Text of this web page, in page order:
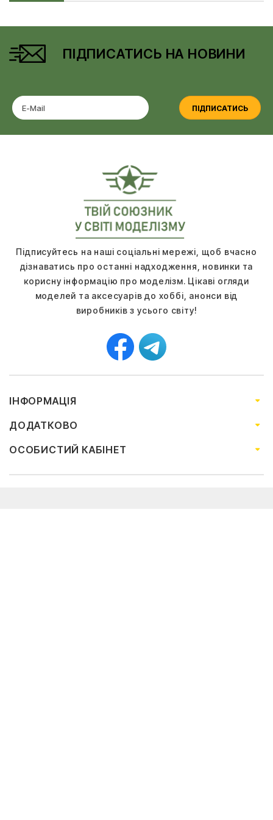
ПІДПИСАТИСЬ НА НОВИНИ
ПІДПИСАТИСЬ
Підписуйтесь на наші соціальні мережі, щоб вчасно
дізнаватись про останні надходження, новинки та
корисну інформацію про моделізм. Цікаві огляди
моделей та аксесуарів до хоббі, анонси від
виробників з усього світу!
ІНФОРМАЦІЯ
ДОДАТКОВО
ОСОБИСТИЙ КАБІНЕТ